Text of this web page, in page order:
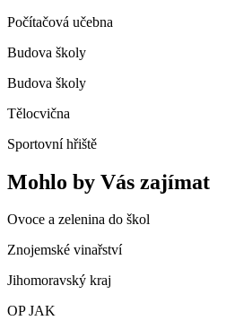
Počítačová učebna
Budova školy
Budova školy
Tělocvična
Sportovní hřiště
Mohlo by Vás zajímat
Ovoce a zelenina do škol
Znojemské vinařství
Jihomoravský kraj
OP JAK